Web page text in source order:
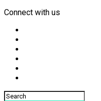
Connect with us